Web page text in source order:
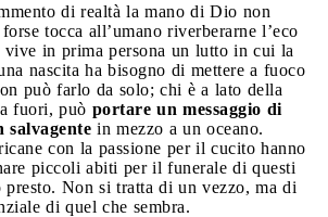
di realtà la mano di Dio non
tocca all’umano riverberarne l’eco
in prima persona un lutto in cui la
nascita ha bisogno di mettere a fuoco
può farlo da solo; chi è a lato della
fuori, può portare un messaggio di
salvagente in mezzo a un oceano.
con la passione per il cucito hanno
piccoli abiti per il funerale di questi
Non si tratta di un vezzo, ma di
di quel che sembra.